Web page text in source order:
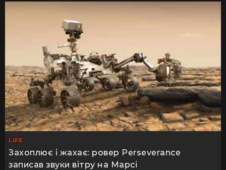
LIFE
Захоплює і жахає: ровер Perseverance
записав звуки вітру на Марсі